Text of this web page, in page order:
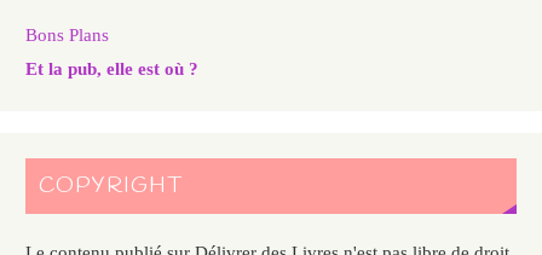
Bons Plans
Et la pub, elle est où ?
COPYRIGHT